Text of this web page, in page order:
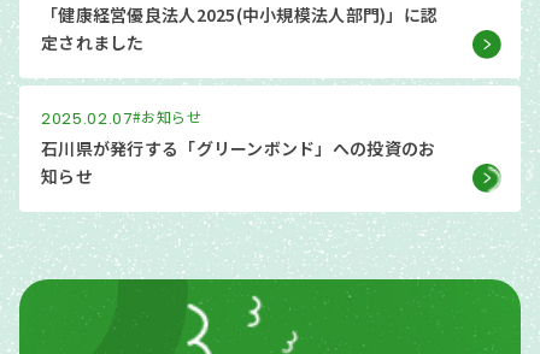
「健康経営優良法人2025(中小規模法人部門)」に認
定されました
2025.02.07#お知らせ
石川県が発行する「グリーンボンド」への投資のお
知らせ